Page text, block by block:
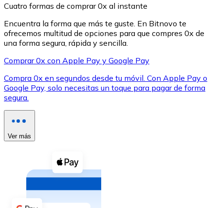
Ver todo
Compra criptomonedas con efectivo en tu tienda más
Comprar con efectivo
Transferencia SEPA
Añade fondos a tu cuenta Bitnovo o realiza compras
Cuatro formas de comprar 0x al instante
Encuentra la forma que más te guste. En Bitnovo te
ofrecemos multitud de opciones para que compres 0x de
una forma segura, rápida y sencilla.
Comprar 0x con Apple Pay y Google Pay
Compra 0x en segundos desde tu móvil. Con Apple Pay o
Google Pay, solo necesitas un toque para pagar de forma
segura.
Ver más